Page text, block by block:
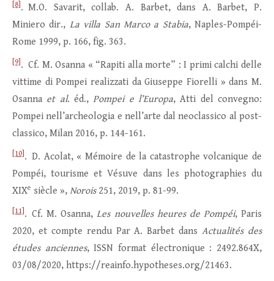
[8] . M.O. Savarit, collab. A. Barbet, dans A. Barbet, P.
Miniero dir., La villa San Marco a Stabia, Naples-Pompéi-
Rome 1999, p. 166, fig. 363.
[9] . Cf. M. Osanna « “Rapiti alla morte” : I primi calchi delle
vittime di Pompei realizzati da Giuseppe Fiorelli » dans M.
Osanna et al. éd.,Pompei e l’Europa, Atti del convegno:
Pompei nell’archeologia e nell’arte dal neoclassico al post-
classico, Milan 2016, p. 144-161.
[10] . D. Acolat, « Mémoire de la catastrophe volcanique de
Pompéi, tourisme et Vésuve dans les photographies du
XIXe siècle », Norois251, 2019, p. 81-99.
[11] . Cf. M. Osanna,Les nouvelles heures de Pompéi, Paris
2020, et compte rendu Par A. Barbet dansActualités des
études anciennes, ISSN format électronique : 2492.864X,
03/08/2020, https://reainfo.hypotheses.org/21463.